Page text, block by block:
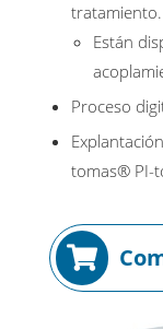
tratamiento.
Están
Proceso
tomas® PI-